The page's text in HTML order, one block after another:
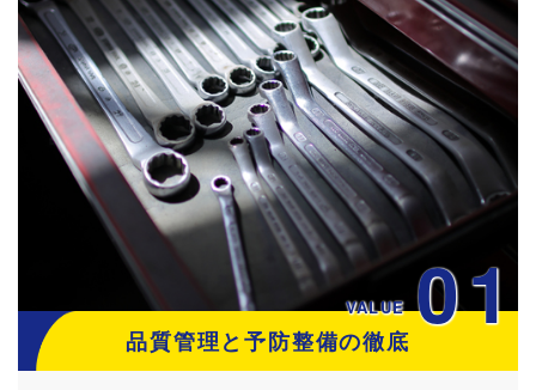
VALUE 01
品質管理と予防整備の徹底